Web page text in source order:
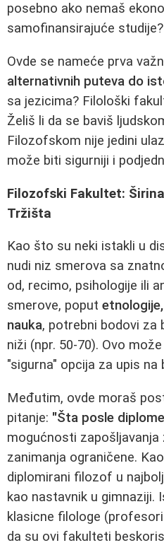
posebno ako nemaš
samofinansirajuće studije?
Ovde se nameće prva
alternativnih puteva do
sa jezicima? Filološki
Želiš li da se baviš
Filozofskom nije jedini
može biti sigurniji i
Filozofski Fakultet:
Tržišta
Kao što su neki istakli u
nudi niz smerova sa
od, recimo, psihologije ili
smerove, poput
nauka, potrebni bodovi za
niži (npr. 50-70). Ovo
"sigurna" opcija za upis na
Međutim, ovde moraš
pitanje: "Šta posle
mogućnosti zapošljavanja
zanimanja ograničene.
diplomirani filozof u
kao nastavnik u gimnaziji.
klasicne filologe
da su ovi fakulteti